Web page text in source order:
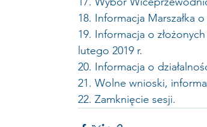
18. Informacja Marszałka
19. Informacja o
lutego 2019 r.
20. Informacja o
21. Wolne wnioski,
22. Zamknięcie sesji.